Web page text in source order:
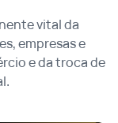
vital da
empresas e
e da troca de